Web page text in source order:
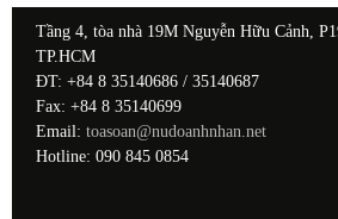
Tầng 4, tòa nhà 19M Nguyễn Hữu Cảnh,
TP.HCM
ĐT: +84 8 35140686 / 35140687
Fax: +84 8 35140699
Email: toasoan@nudoanhnhan.net
Hotline: 090 845 0854